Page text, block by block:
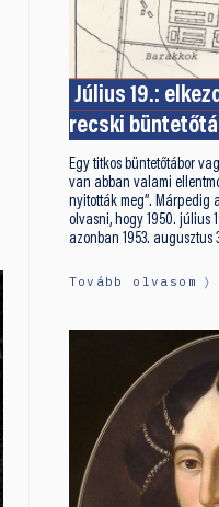
Július 19.:
recski
Egy titkos büntetőtábor
van abban valami
nyitották meg”. Márpedig
olvasni, hogy 1950. július
azonban 1953. augusztus
Tovább olvasom